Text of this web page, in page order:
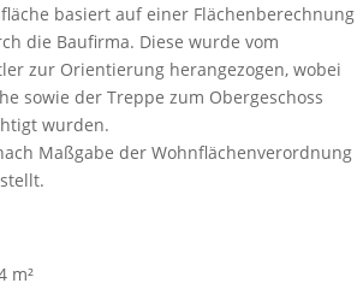
basiert auf einer Flächenberechnung
die Baufirma. Diese wurde vom
zur Orientierung herangezogen, wobei
sowie der Treppe zum Obergeschoss
wurden.
Maßgabe der Wohnflächenverordnung
m²